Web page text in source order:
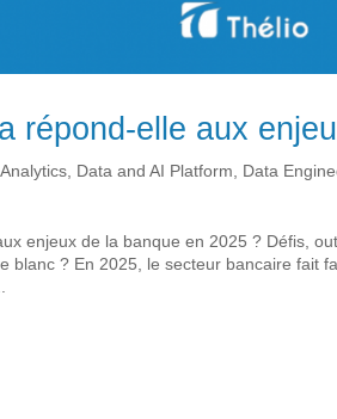
répond-elle aux
, Data and AI Platform, Data
enjeux de la banque en 2025 ? Défis,
blanc ? En 2025, le secteur bancaire fait